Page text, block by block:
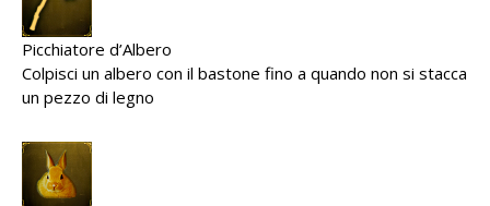
Picchiatore d’Albero
Colpisci un albero con il bastone fino a quando non si stacca
un pezzo di legno